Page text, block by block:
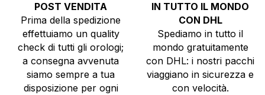
POST VENDITA
Prima della spedizione
effettuiamo un quality
check di tutti gli orologi;
a consegna avvenuta
siamo sempre a tua
disposizione per ogni
IN TUTTO IL MONDO
CON DHL
Spediamo in tutto il
mondo gratuitamente
con DHL: i nostri pacchi
viaggiano in sicurezza e
con velocità.